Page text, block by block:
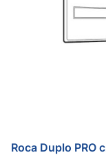
Roca Duplo PRO